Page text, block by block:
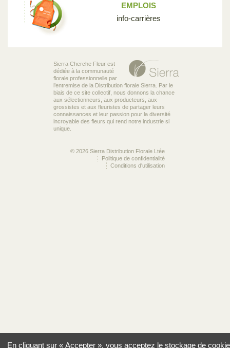
EMPLOIS
info-carrières
Sierra Cherche Fleur est
dédiée à la communauté
florale professionnelle par
l’entremise de la Distribution florale Sierra. Par le
biais de ce site collectif, nous donnons la chance
aux sélectionneurs, aux producteurs, aux
grossistes et aux fleuristes de partager leurs
connaissances et leur passion pour la diversité
incroyable des fleurs qui rend notre industrie si
unique.
© 2026 Sierra Distribution Florale Ltée
Politique de confidentialité
Conditions d'utilisation
En cliquant sur « Accepter », vous acceptez le stockage de